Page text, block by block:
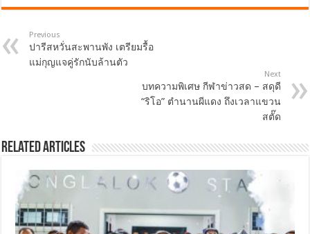
Previous
ปารีสหวั่นสะพานพัง เตรียมรื้อ
แม่กุญแจคู่รักนับล้านตัว
Next
บทความพิเศษ กีฬาข่าวสด – สดุดี
“ริโอ” ตำนานผีแดง ถึงเวลาแขวน
สตั๊ด
Related Articles